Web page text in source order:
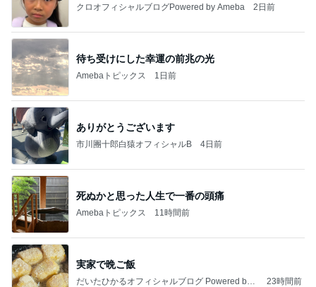
クロオフィシャルブログPowered by Ameba 2日前
待ち受けにした幸運の前兆の光
Amebaトピックス 1日前
ありがとうございます
市川團十郎白猿オフィシャルB 4日前
死ぬかと思った人生で一番の頭痛
Amebaトピックス 11時間前
実家で晩ご飯
だいたひかるオフィシャルブログ Powered by
23時間前